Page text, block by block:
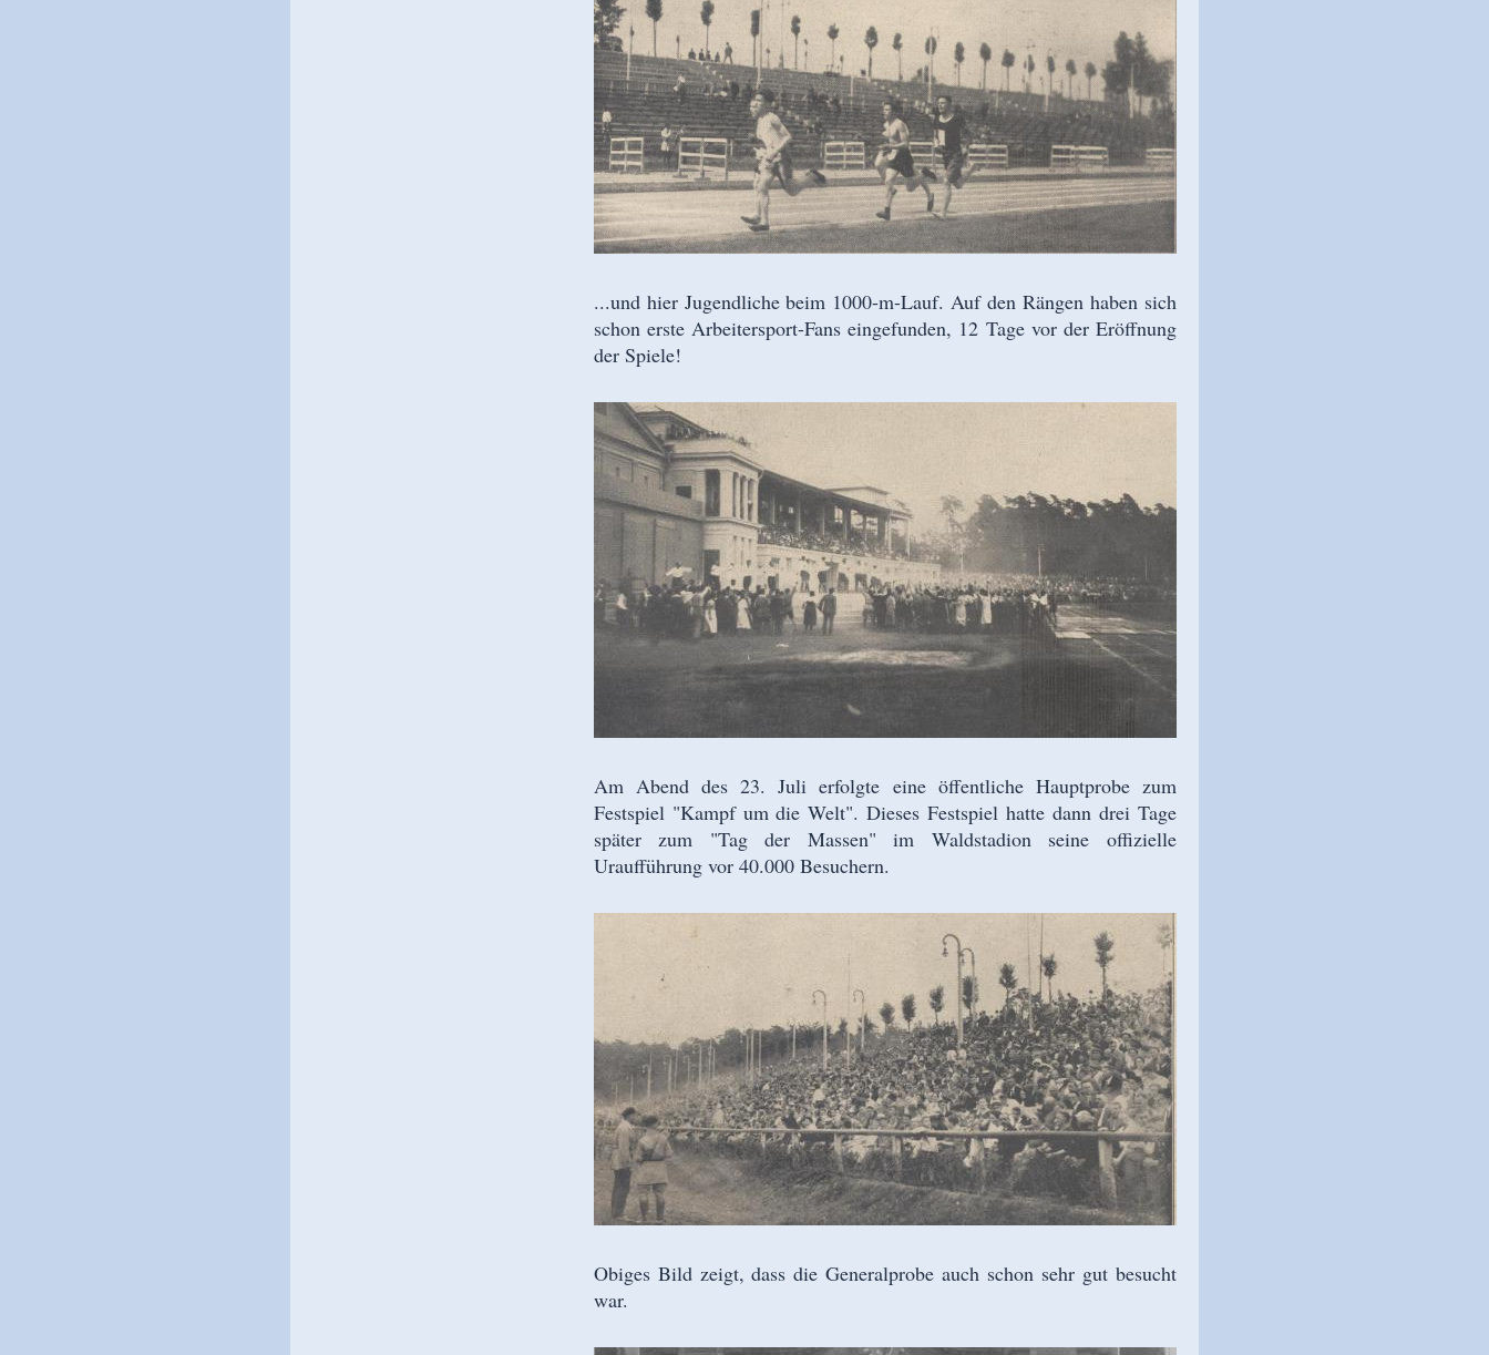
...und hier Jugendliche beim 1000-m-Lauf. Auf den Rängen haben sich
schon erste Arbeitersport-Fans eingefunden, 12 Tage vor der Eröffnung
der Spiele!
Am Abend des 23. Juli erfolgte eine öffentliche Hauptprobe zum
Festspiel "Kampf um die Welt". Dieses Festspiel hatte dann drei Tage
später zum "Tag der Massen" im Waldstadion seine offizielle
Uraufführung vor 40.000 Besuchern.
Obiges Bild zeigt, dass die Generalprobe auch schon sehr gut besucht
war.